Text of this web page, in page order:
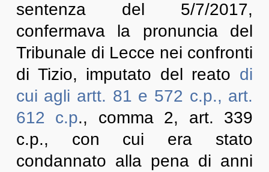
sentenza del 5/7/2017,
confermava la pronuncia del
Tribunale di Lecce nei confronti
di Tizio, imputato del reato di
cui agli artt. 81 e 572 c.p., art.
612 c.p., comma 2, art. 339
c.p., con cui era stato
condannato alla pena di anni